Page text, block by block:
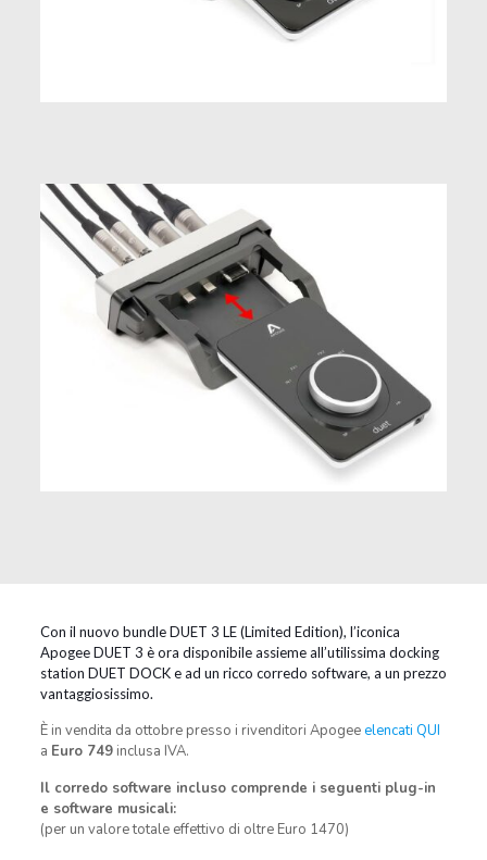
Con il nuovo bundle DUET 3 LE (Limited Edition), l’iconica
Apogee DUET 3 è ora disponibile assieme all’utilissima docking
station DUET DOCK e ad un ricco corredo software, a un prezzo
vantaggiosissimo.
È in vendita da ottobre presso i rivenditori Apogeeelencati QUI
a Euro 749inclusa IVA.
Il corredo software incluso comprende i seguenti plug-in
e software musicali:
(per un valore totale effettivo di oltre Euro 1470)